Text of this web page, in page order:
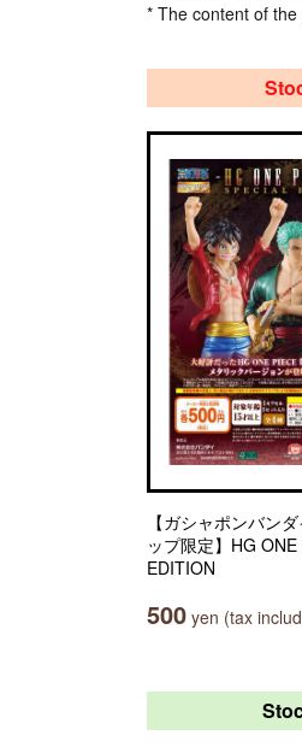
* The content of
【ガシャポンバン
ップ限定】HG
EDITION
500 yen (tax